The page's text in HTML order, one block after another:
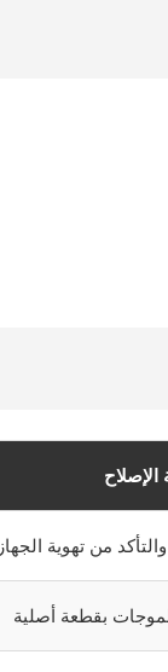
من تهوية الجهاز
بقطعة أصلية